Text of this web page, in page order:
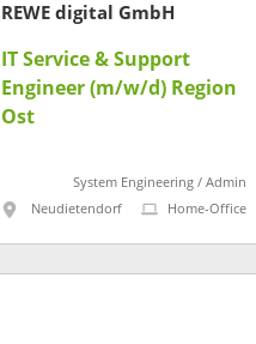
REWE digital GmbH
IT Service & Support
Engineer (m/w/d) Region
Ost
System Engineering / Admin
Neudietendorf
Home-Office